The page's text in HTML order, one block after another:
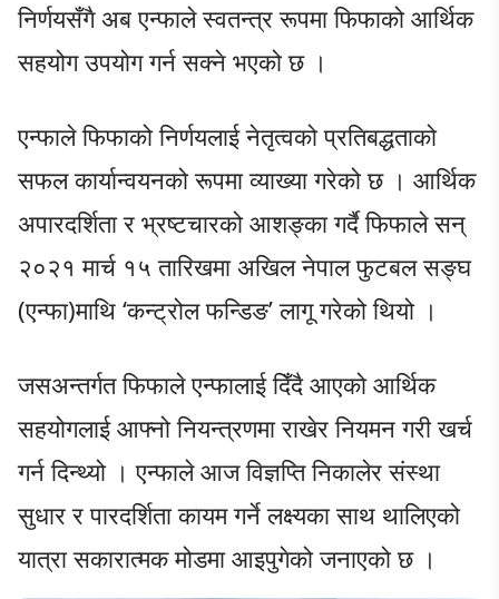
निर्णयसँगै अब एन्फाले स्वतन्त्र रूपमा फिफाको आर्थिक
सहयोग उपयोग गर्न सक्ने भएको छ ।
एन्फाले फिफाको निर्णयलाई नेतृत्वको प्रतिबद्धताको
सफल कार्यान्वयनको रूपमा व्याख्या गरेको छ । आर्थिक
अपारदर्शिता र भ्रष्टचारको आशङ्का गर्दै फिफाले सन्
२०२१ मार्च १५ तारिखमा अखिल नेपाल फुटबल सङ्घ
(एन्फा)माथि ‘कन्ट्रोल फन्डिङ’ लागू गरेको थियो ।
जसअन्तर्गत फिफाले एन्फालाई दिँदै आएको आर्थिक
सहयोगलाई आफ्नो नियन्त्रणमा राखेर नियमन गरी खर्च
गर्न दिन्थ्यो । एन्फाले आज विज्ञप्ति निकालेर संस्था
सुधार र पारदर्शिता कायम गर्ने लक्ष्यका साथ थालिएको
यात्रा सकारात्मक मोडमा आइपुगेको जनाएको छ ।